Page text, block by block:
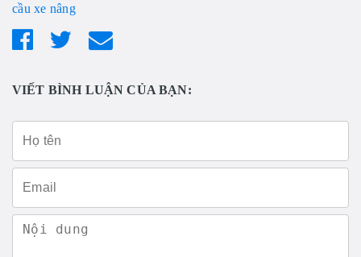
cầu xe nâng
VIẾT BÌNH LUẬN CỦA BẠN: